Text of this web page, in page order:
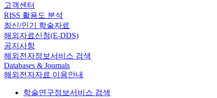
고객센터
RISS 활용도 분석
최신/인기 학술자료
해외자료신청(E-DDS)
공지사항
해외전자정보서비스 검색
Databases & Journals
해외전자자료 이용안내
학술연구정보서비스 검색